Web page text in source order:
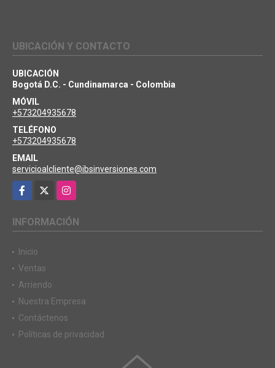
UBICACIÓN Y CONTACTO
UBICACIÓN
Bogotá D.C. - Cundinamarca - Colombia
MÓVIL
+573204935678
TELÉFONO
+573204935678
EMAIL
servicioalcliente@ibsinversiones.com
Facebook
Instagram
INFORMACIÓN
Inicio
Ventas
Arriendo
Nuestra Empresa
Contáctenos
Políticas de privacidad